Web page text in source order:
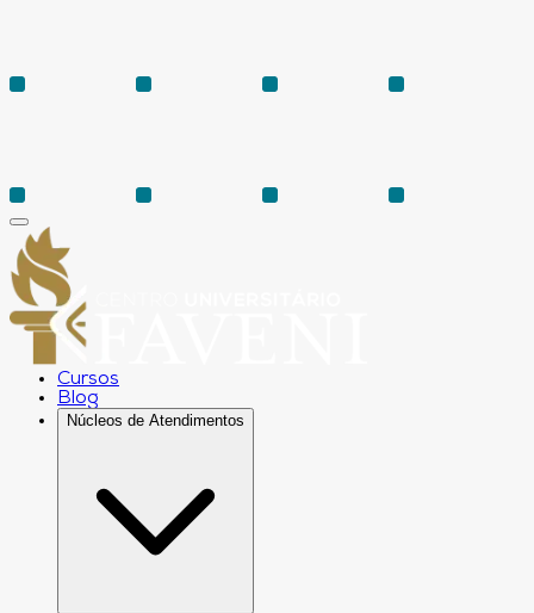
Cursos
Blog
Núcleos de Atendimentos